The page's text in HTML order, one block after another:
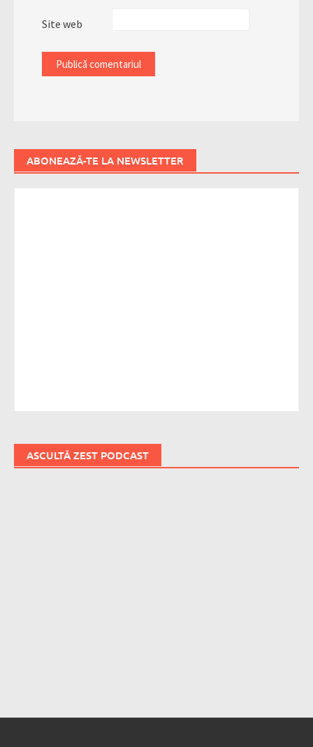
Site web
ABONEAZĂ-TE LA NEWSLETTER
ASCULTĂ ZEST PODCAST